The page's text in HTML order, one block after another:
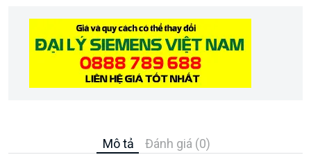
Mô tả Đánh giá (0)